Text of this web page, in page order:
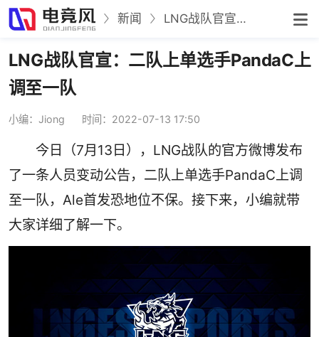
新闻 LNG战队官宣：二队上单选手PandaC上调至一队
LNG战队官宣：二队上单选手PandaC上
调至一队
小编：Jiong 时间：2022-07-13 17:50
今日（7月13日），LNG战队的官方微博发布
了一条人员变动公告，二队上单选手PandaC上调
至一队，Ale首发恐地位不保。接下来，小编就带
大家详细了解一下。